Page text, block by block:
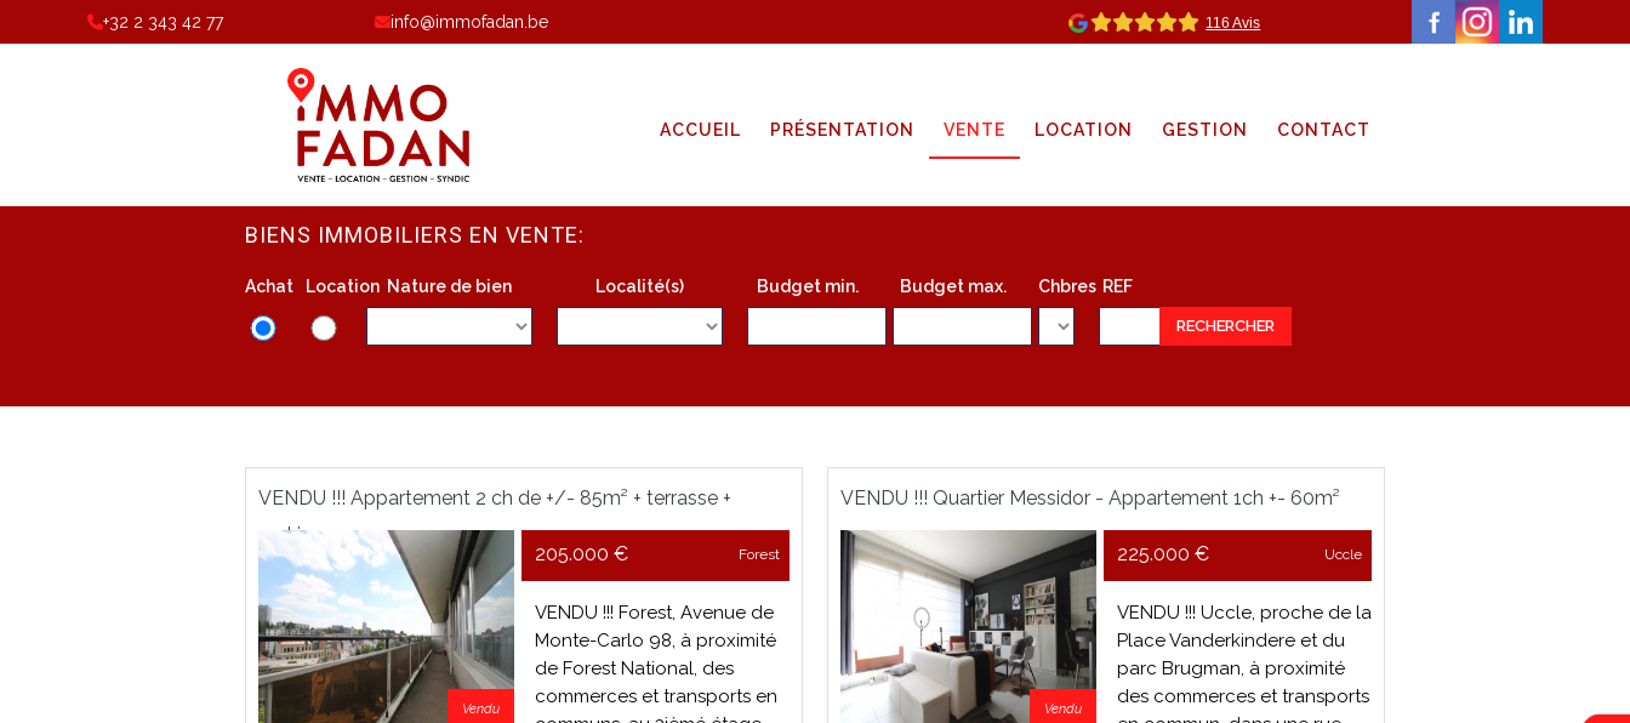
+32 2 343 42 77 info@immofadan.be 116 Avis
ACCUEIL PRÉSENTATION VENTE LOCATION GESTION CONTACT
BIENS IMMOBILIERS EN VENTE:
Achat Location Nature de bien Localité(s) Budget min. Budget max. Chbres REF
RECHERCHER
VENDU !!! Appartement 2 ch de +/- 85m² + terrasse +
parking
Vendu
205.000 € Forest
VENDU !!! Forest, Avenue de
Monte-Carlo 98, à proximité
de Forest National, des
commerces et transports en
VENDU !!! Quartier Messidor - Appartement 1ch +- 60m²
Vendu
225.000 € Uccle
VENDU !!! Uccle, proche de la
Place Vanderkindere et du
parc Brugman, à proximité
des commerces et transports